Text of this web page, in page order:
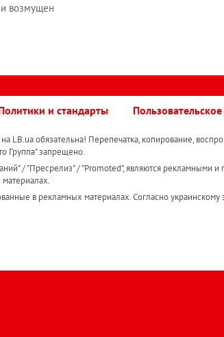
возмущен
и стандарты
LB.ua обязательна! Перепечатка, копирование,
Группа" запрещено.
/ "Пресрелиз" / "Promoted", являются рекламными и
материалах.
в рекламных материалах. Согласно украинскому